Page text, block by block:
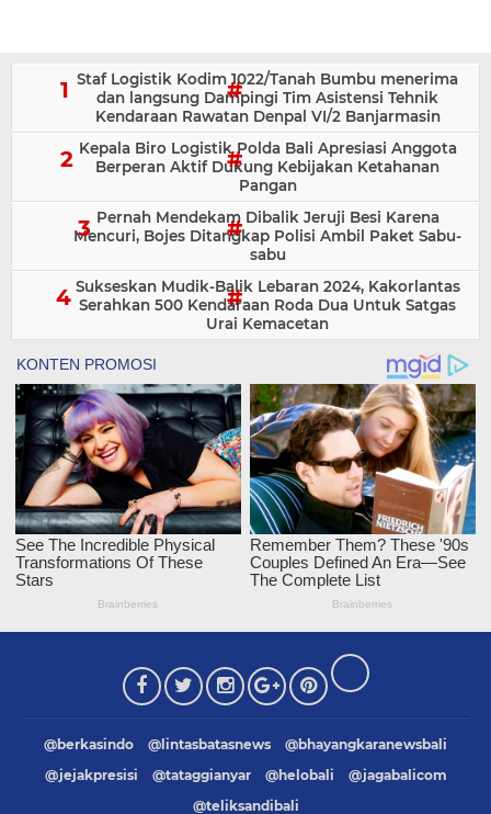
Staf Logistik Kodim 1022/Tanah Bumbu menerima
dan langsung Dampingi Tim Asistensi Tehnik
Kendaraan Rawatan Denpal VI/2 Banjarmasin
Kepala Biro Logistik Polda Bali Apresiasi Anggota
Berperan Aktif Dukung Kebijakan Ketahanan
Pangan
Pernah Mendekam Dibalik Jeruji Besi Karena
Mencuri, Bojes Ditangkap Polisi Ambil Paket Sabu-
sabu
Sukseskan Mudik-Balik Lebaran 2024, Kakorlantas
Serahkan 500 Kendaraan Roda Dua Untuk Satgas
Urai Kemacetan
@berkasindo @lintasbatasnews
@bhayangkaranewsbali
@jejakpresisi
@tataggianyar @helobali
@jagabalicom
@teliksandibali